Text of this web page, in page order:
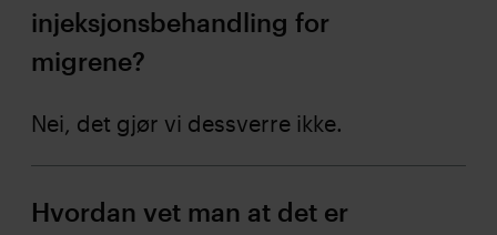
injeksjonsbehandling for
migrene?
Nei, det gjør vi dessverre ikke.
Hvordan vet man at det er